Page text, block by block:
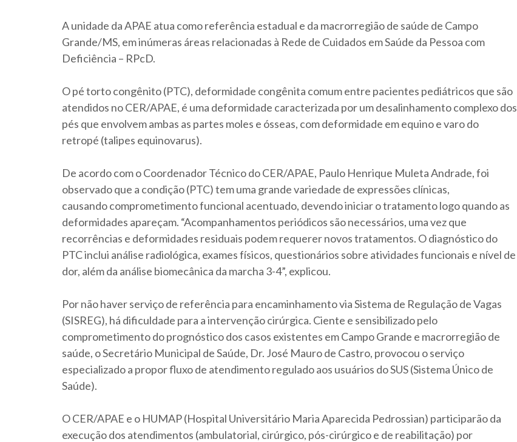
A unidade da APAE atua como referência estadual e da macrorregião de saúde de Campo
Grande/MS, em inúmeras áreas relacionadas à Rede de Cuidados em Saúde da Pessoa com
Deficiência – RPcD.
O pé torto congênito (PTC), deformidade congênita comum entre pacientes pediátricos que são
atendidos no CER/APAE, é uma deformidade caracterizada por um desalinhamento complexo dos
pés que envolvem ambas as partes moles e ósseas, com deformidade em equino e varo do
retropé (talipes equinovarus).
De acordo com o Coordenador Técnico do CER/APAE, Paulo Henrique Muleta Andrade, foi
observado que a condição (PTC) tem uma grande variedade de expressões clínicas,
causando comprometimento funcional acentuado, devendo iniciar o tratamento logo quando as
deformidades apareçam. “Acompanhamentos periódicos são necessários, uma vez que
recorrências e deformidades residuais podem requerer novos tratamentos. O diagnóstico do
PTC inclui análise radiológica, exames físicos, questionários sobre atividades funcionais e nível de
dor, além da análise biomecânica da marcha 3-4”, explicou.
Por não haver serviço de referência para encaminhamento via Sistema de Regulação de Vagas
(SISREG), há dificuldade para a intervenção cirúrgica. Ciente e sensibilizado pelo
comprometimento do prognóstico dos casos existentes em Campo Grande e macrorregião de
saúde, o Secretário Municipal de Saúde, Dr. José Mauro de Castro, provocou o serviço
especializado a propor fluxo de atendimento regulado aos usuários do SUS (Sistema Único de
Saúde).
O CER/APAE e o HUMAP (Hospital Universitário Maria Aparecida Pedrossian) participarão da
execução dos atendimentos (ambulatorial, cirúrgico, pós-cirúrgico e de reabilitação) por